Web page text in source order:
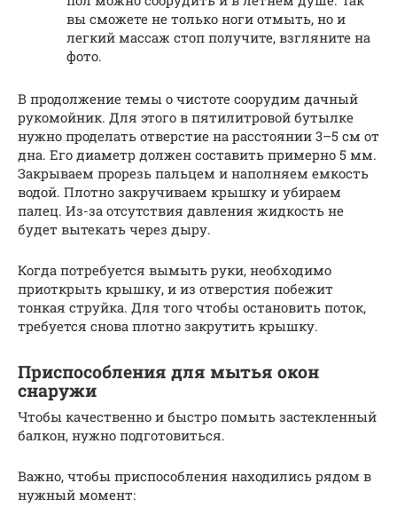
вы сможете не только ноги отмыть, но и
легкий массаж стоп получите, взгляните на
фото.
В продолжение темы о чистоте соорудим дачный
рукомойник. Для этого в пятилитровой бутылке
нужно проделать отверстие на расстоянии 3–5 см от
дна. Его диаметр должен составить примерно 5 мм.
Закрываем прорезь пальцем и наполняем емкость
водой. Плотно закручиваем крышку и убираем
палец. Из-за отсутствия давления жидкость не
будет вытекать через дыру.
Когда потребуется вымыть руки, необходимо
приоткрыть крышку, и из отверстия побежит
тонкая струйка. Для того чтобы остановить поток,
требуется снова плотно закрутить крышку.
Приспособления для мытья окон
снаружи
Чтобы качественно и быстро помыть застекленный
балкон, нужно подготовиться.
Важно, чтобы приспособления находились рядом в
нужный момент: